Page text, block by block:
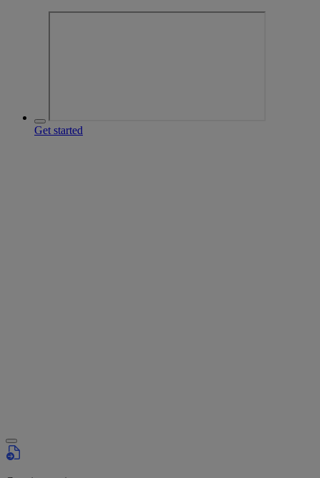
Get started